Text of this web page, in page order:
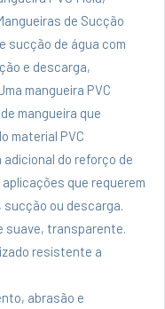
de Sucção
sucção de água com
e descarga,
mangueira PVC
mangueira que
material PVC
do reforço de
que requerem
ou descarga.
suave, transparente.
resistente a
abrasão e